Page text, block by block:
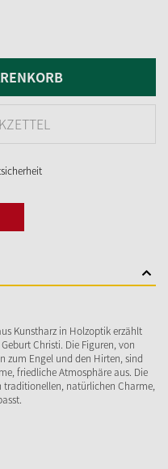
Kunstharz in Holzoptik erzählt
Christi. Die Figuren, von
zum Engel und den Hirten, sind
friedliche Atmosphäre aus. Die
traditionellen, natürlichen Charme,